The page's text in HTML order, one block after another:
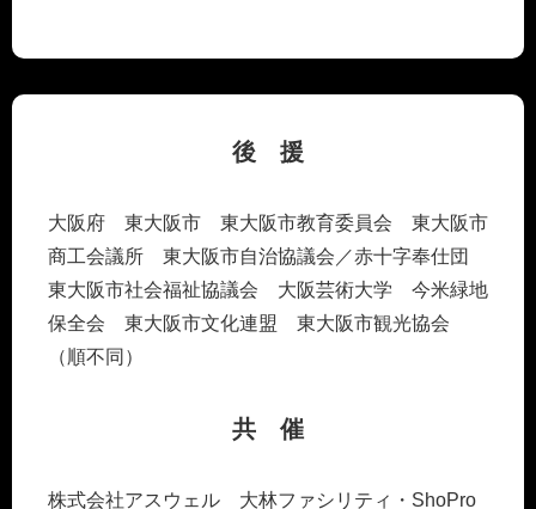
後 援
大阪府 東大阪市 東大阪市教育委員会 東大阪市
商工会議所 東大阪市自治協議会／赤十字奉仕団
東大阪市社会福祉協議会 大阪芸術大学 今米緑地
保全会 東大阪市文化連盟 東大阪市観光協会
（順不同）
共 催
株式会社アスウェル 大林ファシリティ・ShoPro